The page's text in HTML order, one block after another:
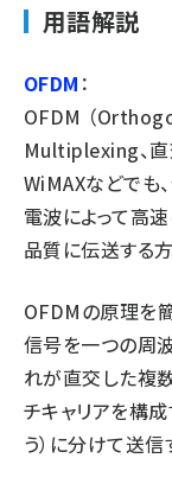
用語解説
OFDM ：
OFDM （
Multiplexing、直
WiMAXなどでも
電波によって高
品質に伝送する
OFDMの原理を
信号を一つの周波
れが直交した複数
チキャリアを構
う）に分けて送